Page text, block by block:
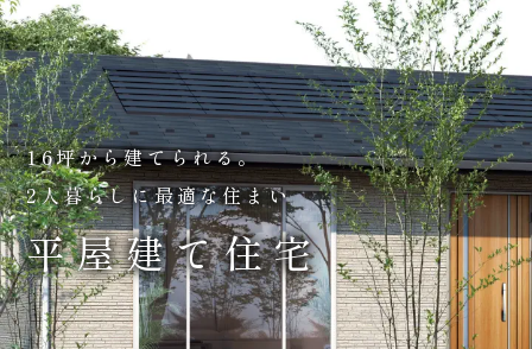
M E N U
ホーム
注文住宅 平屋建て住宅
16坪から建てられる。
2人暮らしに最適な住まい
平屋建て住宅